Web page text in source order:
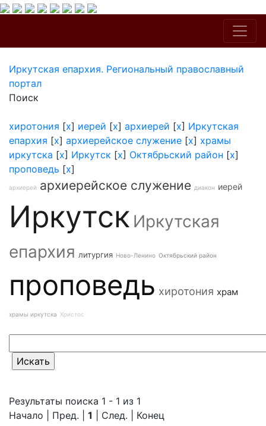
Иркутская епархия. Региональный православный
портал
Поиск
хиротония [x] иерей [x] архиерей [x] Иркутская
епархия [x] архиерейское служение [x] храмы
иркутска [x] Иркутск [x] Октябрьский район [x]
проповедь [x]
архиерей архиерейское служение диакон иерей
Иркутск Иркутская
епархия литургия Ново-Ленино Октябрьский район
проповедь хиротония храм
храмы иркутска Христос
Результаты поиска 1 - 1 из 1
Начало | Пред. | 1 | След. | Конец